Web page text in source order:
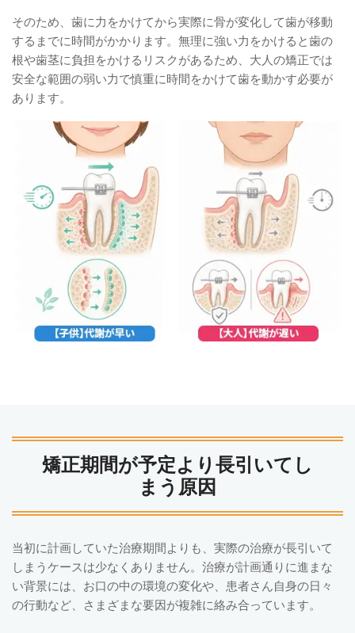
そのため、歯に力をかけてから実際に骨が変化して歯が移動
するまでに時間がかかります。無理に強い力をかけると歯の
根や歯茎に負担をかけるリスクがあるため、大人の矯正では
安全な範囲の弱い力で慎重に時間をかけて歯を動かす必要が
あります。
矯正期間が予定より長引いてし
まう原因
当初に計画していた治療期間よりも、実際の治療が長引いて
しまうケースは少なくありません。治療が計画通りに進まな
い背景には、お口の中の環境の変化や、患者さん自身の日々
の行動など、さまざまな要因が複雑に絡み合っています。